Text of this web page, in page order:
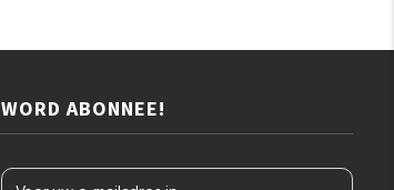
Moisturizer
355
ml
WORD ABONNEE!